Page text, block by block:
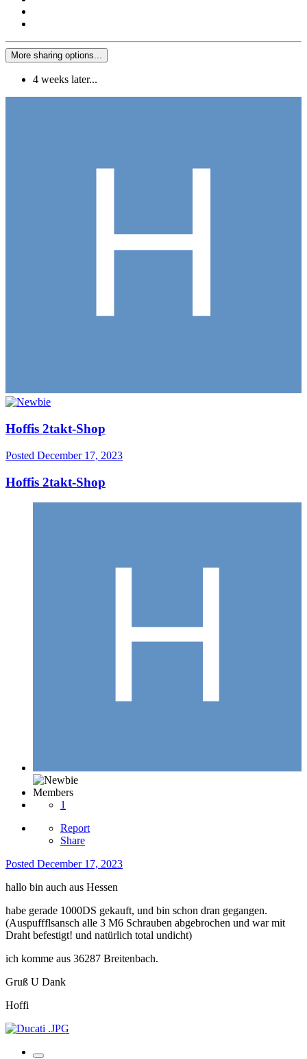
More sharing options...
4 weeks later...
Hoffis 2takt-Shop
Posted December 17, 2023
Hoffis 2takt-Shop
Members
1
Report
Share
Posted December 17, 2023
hallo bin auch aus Hessen
habe gerade 1000DS gekauft, und bin schon dran gegangen.
(Auspuffflsansch alle 3 M6 Schrauben abgebrochen und war mit
Draht befestigt! und natürlich total undicht)
ich komme aus 36287 Breitenbach.
Gruß U Dank
Hoffi